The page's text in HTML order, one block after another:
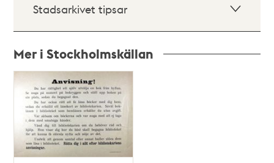
Stadsarkivet tipsar
Mer i Stockholmskällan
Relaterade
poster
och
teman